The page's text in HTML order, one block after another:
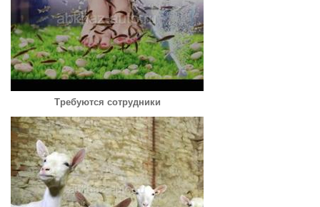
Требуются сотрудники